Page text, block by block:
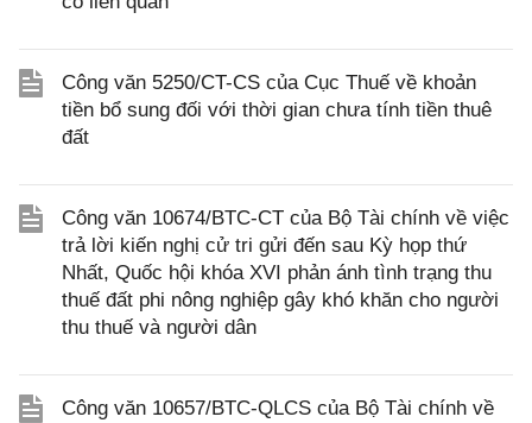
Công văn 5250/CT-CS của Cục Thuế về khoản
tiền bổ sung đối với thời gian chưa tính tiền thuê
đất
Công văn 10674/BTC-CT của Bộ Tài chính về việc
trả lời kiến nghị cử tri gửi đến sau Kỳ họp thứ
Nhất, Quốc hội khóa XVI phản ánh tình trạng thu
thuế đất phi nông nghiệp gây khó khăn cho người
thu thuế và người dân
Công văn 10657/BTC-QLCS của Bộ Tài chính về